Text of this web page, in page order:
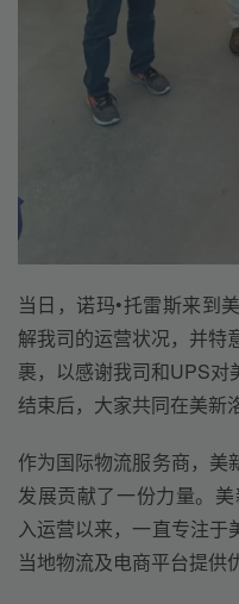
当日，诺玛•托雷斯来到
解我司的运营状况，并特
裹，以感谢我司和UPS对
结束后，大家共同在美新
作为国际物流服务商，美
发展贡献了一份力量。
入运营以来，一直专注于
当地物流及电商平台提供